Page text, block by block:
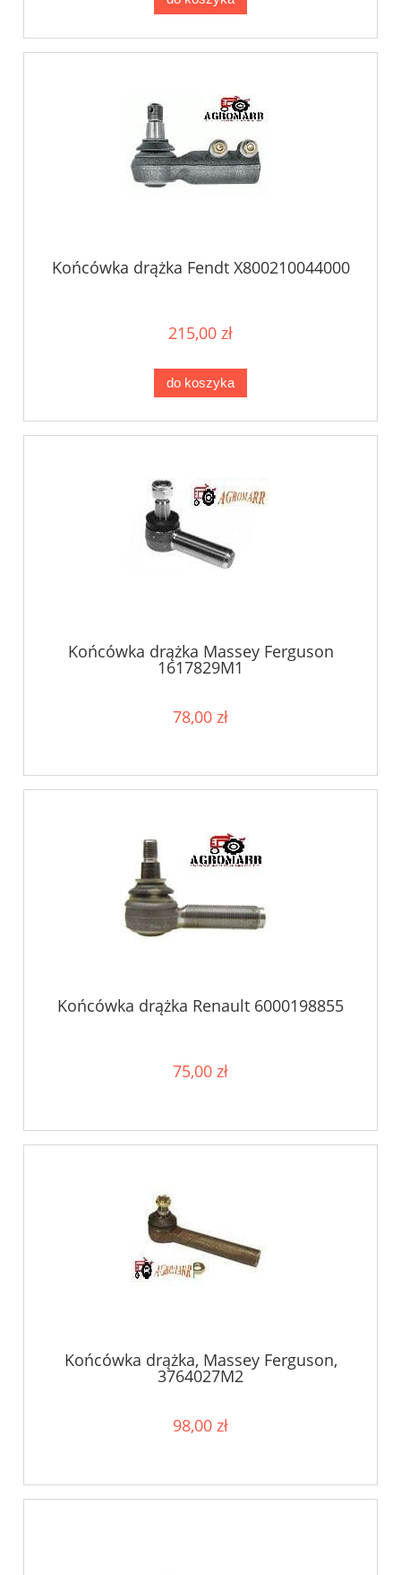
Końcówka drążka Fendt X800210044000
215,00 zł
do koszyka
Końcówka drążka Massey Ferguson
1617829M1
78,00 zł
Końcówka drążka Renault 6000198855
75,00 zł
Końcówka drążka, Massey Ferguson,
3764027M2
98,00 zł